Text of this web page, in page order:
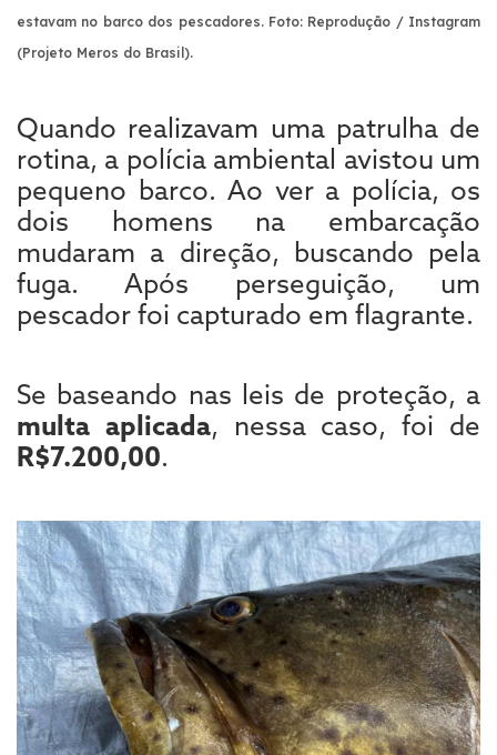
estavam no barco dos pescadores. Foto: Reprodução / Instagram
(Projeto Meros do Brasil).
Quando realizavam uma patrulha de
rotina, a polícia ambiental avistou um
pequeno barco. Ao ver a polícia, os
dois homens na embarcação
mudaram a direção, buscando pela
fuga. Após perseguição, um
pescador foi capturado em flagrante.
Se baseando nas leis de proteção, a
multa aplicada, nessa caso, foi de
R$7.200,00.